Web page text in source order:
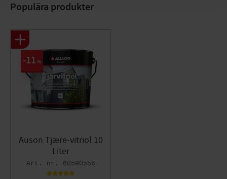
Populära produkter
Auson Tjære-vitriol 10
Liter
60590556
11 %